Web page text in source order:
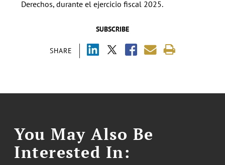
SUBSCRIBE
SHARE
Derechos, durante el ejercicio fiscal 2025.
You May Also Be
Interested In: